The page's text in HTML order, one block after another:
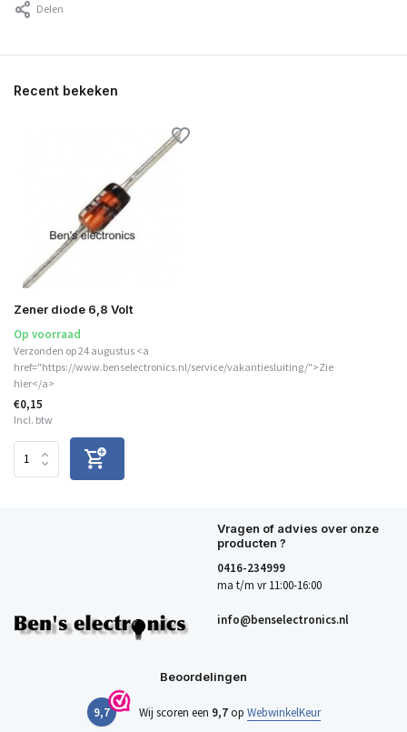
Delen
Recent bekeken
Zener diode 6,8 Volt
Op voorraad
Verzonden op 24 augustus <a
href="https://www.benselectronics.nl/service/vakantiesluiting/">Zie
hier</a>
€0,15
Incl. btw
Vragen of advies over onze
producten ?
0416-234999
ma t/m vr 11:00-16:00
info@benselectronics.nl
Beoordelingen
9,7 Wij scoren een 9,7op WebwinkelKeur